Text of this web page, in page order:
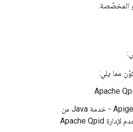
المخصّصة.
خدمة Apigee Qpid - خدمة Java من